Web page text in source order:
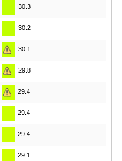
30.3
30.2
30.1
29.8
29.4
29.4
29.4
29.1